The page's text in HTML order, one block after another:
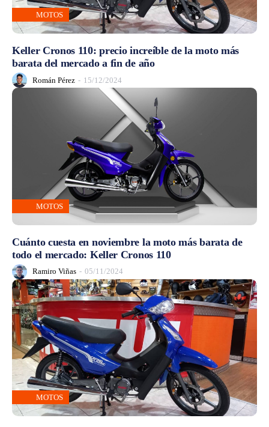
MOTOS
Keller Cronos 110: precio increíble de la moto más
barata del mercado a fin de año
Román Pérez - 15/12/2024
MOTOS
Cuánto cuesta en noviembre la moto más barata de
todo el mercado: Keller Cronos 110
Ramiro Viñas - 05/11/2024
MOTOS